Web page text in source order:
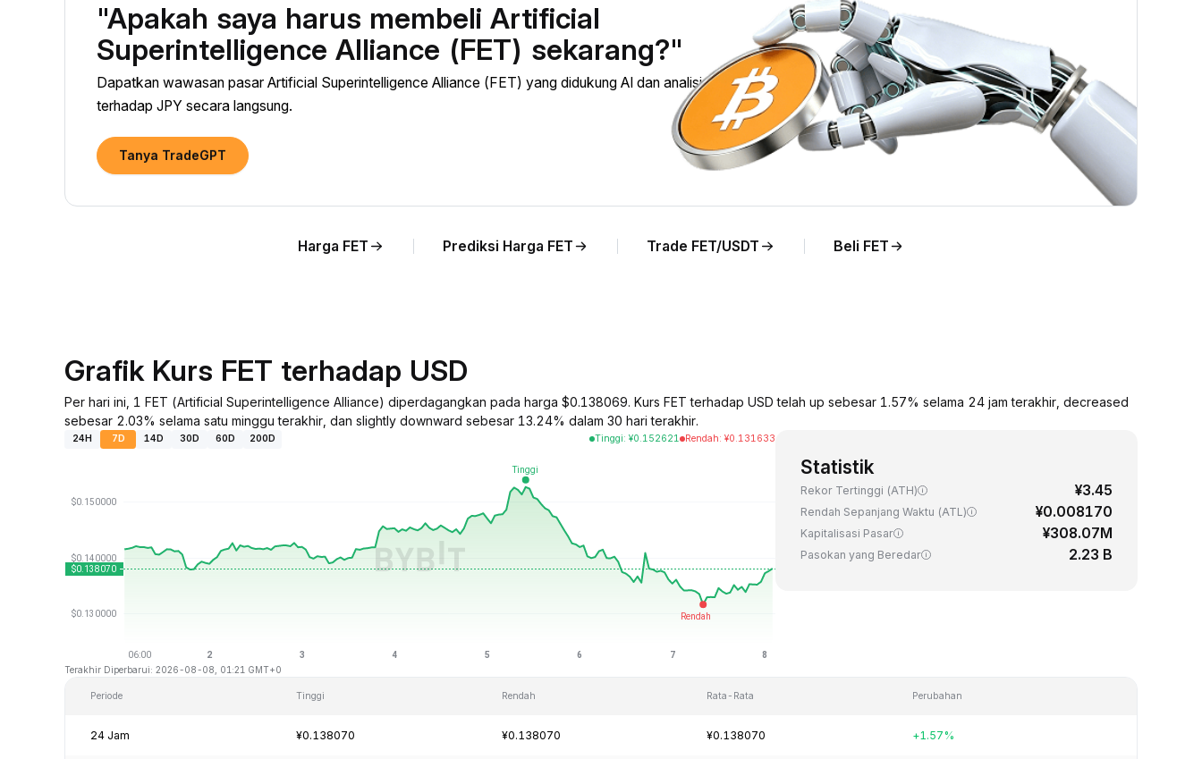
"Apakah saya harus membeli Artificial
Superintelligence Alliance (FET) sekarang?"
Dapatkan wawasan pasar Artificial Superintelligence Alliance (FET) yang didukung AI dan analisis harga FET
terhadap JPY secara langsung.
Tanya TradeGPT
Harga FET Prediksi Harga FET Trade FET/USDT Beli FET
Grafik Kurs FET terhadap USD
Per hari ini, 1 FET (Artificial Superintelligence Alliance) diperdagangkan pada harga $0.138069. Kurs FET terhadap USD telah up sebesar 1.57% selama 24 jam terakhir, decreased
sebesar 2.03% selama satu minggu terakhir, dan slightly downward sebesar 13.24% dalam 30 hari terakhir.
24H 7D 14D 30D 60D 200D Tinggi: ¥0.152621 Rendah: ¥0.131633
Terakhir Diperbarui: 2026-08-08, 01:21 GMT+0
Statistik
Rekor Tertinggi (ATH) ¥3.45
Rendah Sepanjang Waktu (ATL) ¥0.008170
Kapitalisasi Pasar ¥308.07M
Pasokan yang Beredar 2.23 B
Periode Tinggi Rendah Rata-Rata Perubahan
24 Jam ¥0.138070 ¥0.138070 ¥0.138070 +1.57%